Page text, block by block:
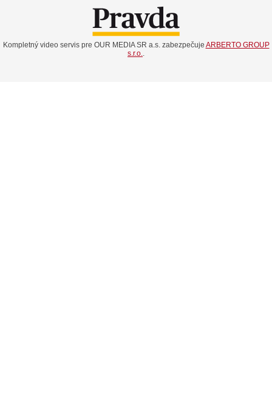
Kompletný video servis pre OUR MEDIA SR a.s. zabezpečuje ARBERTO GROUP
s.r.o..